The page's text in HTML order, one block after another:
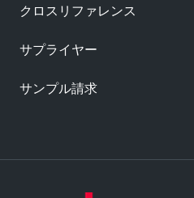
クロスリファレンス
サプライヤー
サンプル請求